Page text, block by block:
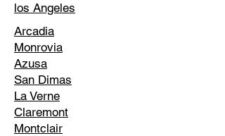
los Angeles
Arcadia
Monrovia
Azusa
San Dimas
La Verne
Claremont
Montclair